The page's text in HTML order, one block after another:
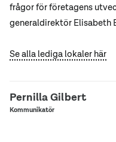
frågor för företagens
generaldirektör Elisabeth
Se alla lediga lokaler här
Pernilla Gilbert
Kommunikatör